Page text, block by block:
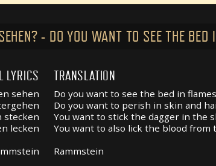
- DO YOU WANT TO SEE THE BED
LYRICS
sehen
stecken
lecken
TRANSLATION
Do you want to see the bed in
Do you want to perish in skin and
You want to stick the dagger in the
You want to also lick the blood from
Rammstein